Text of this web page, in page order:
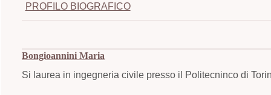
PROFILO BIOGRAFICO
Bongioannini Maria
Si laurea in ingegneria civile presso il Politecninco di